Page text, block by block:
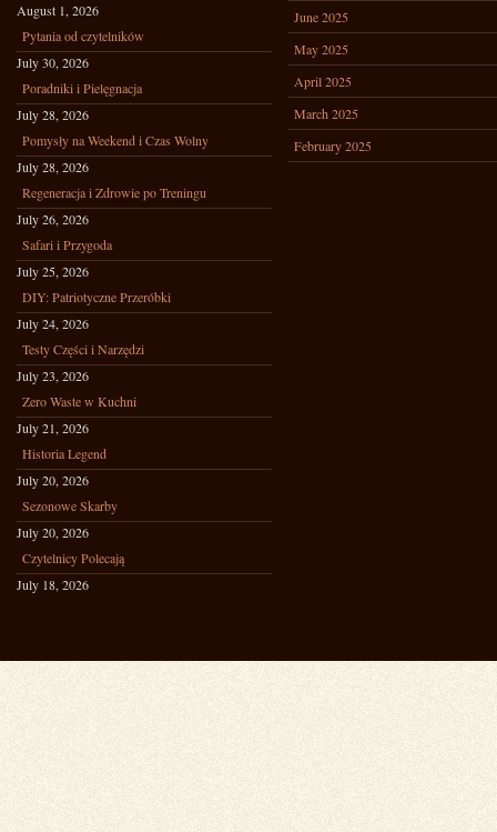
August 1, 2026
Pytania od czytelników
July 30, 2026
Poradniki i Pielęgnacja
July 28, 2026
Pomysły na Weekend i Czas Wolny
July 28, 2026
Regeneracja i Zdrowie po Treningu
July 26, 2026
Safari i Przygoda
July 25, 2026
DIY: Patriotyczne Przeróbki
July 24, 2026
Testy Części i Narzędzi
July 23, 2026
Zero Waste w Kuchni
July 21, 2026
Historia Legend
July 20, 2026
Sezonowe Skarby
July 20, 2026
Czytelnicy Polecają
July 18, 2026
June 2025
May 2025
April 2025
March 2025
February 2025